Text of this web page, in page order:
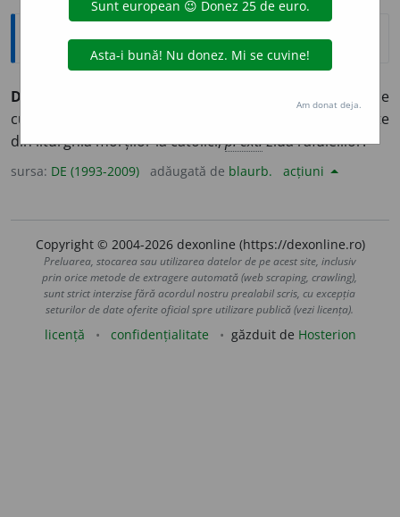
Enciclopedice
DIES IRAE
– Primele
cuvinte ale unui cântec religios medieval, făcând parte
din liturghia morților la catolici;p. ext.ziua răfuielilor.
sursa: DE (1993-2009) adăugată de blaurb. acțiuni
Copyright © 2004-2026 dexonline (https://dexonline.ro)
Preluarea, stocarea sau utilizarea datelor de pe acest site, inclusiv
prin orice metode de extragere automată (web scraping, crawling),
sunt strict interzise fără acordul nostru prealabil scris, cu excepția
seturilor de date oferite oficial spre utilizare publică (vezi licența).
licență confidențialitate găzduit de Hosterion
Am donat deja.